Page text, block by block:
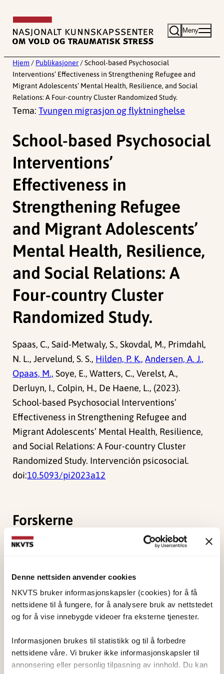
Denne nettsiden anvender cookies
NKVTS bruker informasjonskapsler (cookies) for å få
nettsidene til å fungere, for å analysere bruk av nettstedet
og for å vise innebygde videoer fra eksterne tjenester.
Informasjonen brukes til statistikk og til å forbedre
nettsidene våre. Vi bruker ikke informasjonskapsler til
annonsering eller personlig tilpasning av innhold. Du kan
innhold
Meny
Hjem / Publikasjoner / School-based Psychosocial
Interventions’ Effectiveness in Strengthening Refugee and
Migrant Adolescents’ Mental Health, Resilience, and Social
Relations: A Four-country Cluster Randomized Study.
Tema:Tvungen migrasjon og flyktninghelse
School-based Psychosocial
Interventions’
Effectiveness in
Strengthening Refugee
and Migrant Adolescents’
Mental Health, Resilience,
and Social Relations: A
Four-country Cluster
Randomized Study.
Spaas, C., Said-Metwaly, S., Skovdal, M., Primdahl,
N. L., Jervelund, S. S., Hilden, P. K., Andersen, A. J.,
Opaas, M., Soye, E., Watters, C., Verelst, A.,
Derluyn, I., Colpin, H., De Haene, L., (2023).
School-based Psychosocial Interventions’
Effectiveness in Strengthening Refugee and
Migrant Adolescents’ Mental Health, Resilience,
and Social Relations: A Four-country Cluster
Randomized Study. Intervención psicosocial.
doi:10.5093/pi2023a12
Forskerne
Andersen, Arnfinn Jomar
Vis profil
Forsker II
Vis profil